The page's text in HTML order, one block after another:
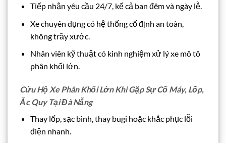
Tiếp nhận yêu cầu 24/7, kể cả ban đêm và ngày lễ.
Xe chuyên dụng có hệ thống cố định an toàn,
không trầy xước.
Nhân viên kỹ thuật có kinh nghiệm xử lý xe mô tô
phân khối lớn.
Cứu Hộ Xe Phân Khối Lớn Khi Gặp Sự Cố Máy, Lốp,
Ắc Quy Tại Đà Nẵng
Thay lốp, sạc bình, thay bugi hoặc khắc phục lỗi
điện nhanh.